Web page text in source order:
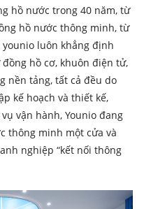
hồ nước trong 40 năm, từ
hồ nước thông minh, từ
luôn khẳng định
hồ cơ, khuôn điện tử,
nền tảng, tất cả đều do
kế hoạch và thiết kế,
vận hành, Younio đang
thông minh một cửa và
nghiệp “kết nối thông